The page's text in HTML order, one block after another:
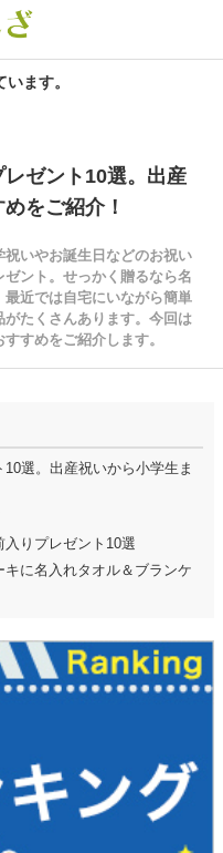
ます。
ゼント10選。出産
をご紹介！
いやお誕生日などのお祝い
ント。せっかく贈るなら名
近では自宅にいながら簡単
たくさんあります。今回は
すめをご紹介します。
選。出産祝いから小学生ま
りプレゼント10選
に名入れタオル＆ブランケ